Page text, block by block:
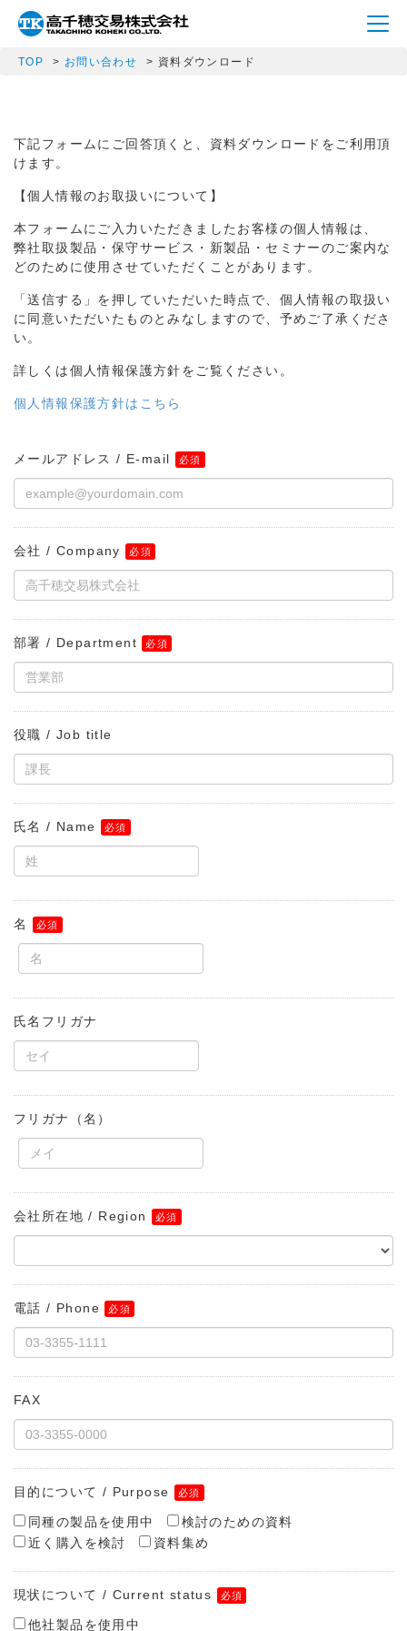
TOP お問い合わせ 資料ダウンロード
下記フォームにご回答頂くと、資料ダウンロードをご利用頂
けます。
【個人情報のお取扱いについて】
本フォームにご入力いただきましたお客様の個人情報は、
弊社取扱製品・保守サービス・新製品・セミナーのご案内な
どのために使用させていただくことがあります。
「送信する」を押していただいた時点で、個人情報の取扱い
に同意いただいたものとみなしますので、予めご了承くださ
い。
詳しくは個人情報保護方針をご覧ください。
個人情報保護方針はこちら
メールアドレス / E-mail
会社 / Company
部署 / Department
役職 / Job title
氏名 / Name
名
氏名フリガナ
フリガナ（名）
会社所在地 / Region
電話 / Phone
FAX
目的について / Purpose
同種の製品を使用中
検討のための資料
近く購入を検討
資料集め
現状について / Current status
他社製品を使用中